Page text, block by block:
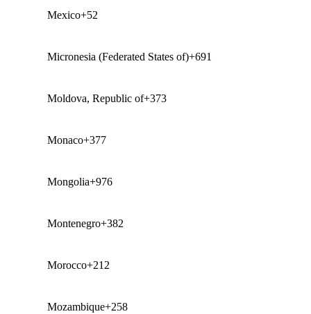
Mexico+52
Micronesia (Federated States of)+691
Moldova, Republic of+373
Monaco+377
Mongolia+976
Montenegro+382
Morocco+212
Mozambique+258